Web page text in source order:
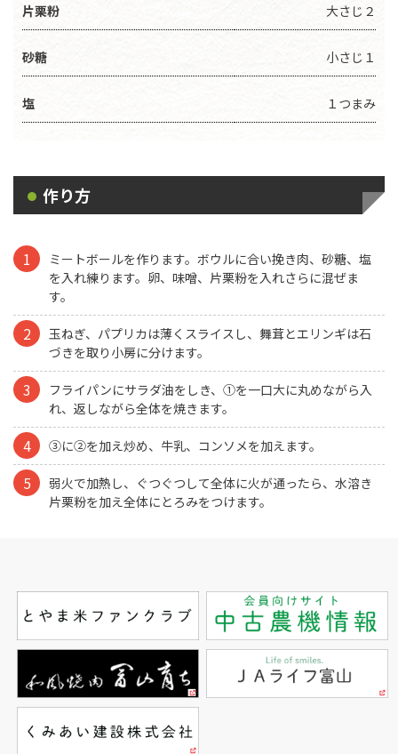
片栗粉 大さじ２
砂糖 小さじ１
塩 １つまみ
作り方
ミートボールを作ります。ボウルに合い挽き肉、砂糖、塩
を入れ練ります。卵、味噌、片栗粉を入れさらに混ぜま
す。
玉ねぎ、パプリカは薄くスライスし、舞茸とエリンギは石
づきを取り小房に分けます。
フライパンにサラダ油をしき、①を一口大に丸めながら入
れ、返しながら全体を焼きます。
③に②を加え炒め、牛乳、コンソメを加えます。
弱火で加熱し、ぐつぐつして全体に火が通ったら、水溶き
片栗粉を加え全体にとろみをつけます。